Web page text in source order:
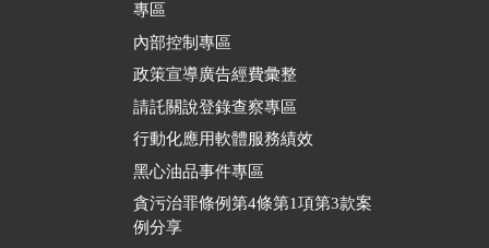
專區
內部控制專區
政策宣導廣告經費彙整
請託關說登錄查察專區
行動化應用軟體服務績效
黑心油品事件專區
貪污治罪條例第4條第1項第3款案
例分享